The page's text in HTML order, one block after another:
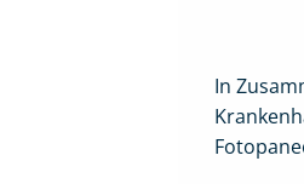
In